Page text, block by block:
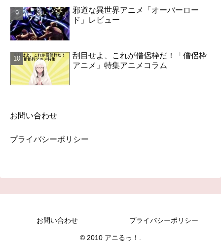
邪道な異世界アニメ「オーバーロー
ド」レビュー
刮目せよ、これが僧侶枠だ！「僧侶枠
アニメ」特集アニメコラム
お問い合わせ
プライバシーポリシー
お問い合わせ プライバシーポリシー
© 2010 アニるっ！.